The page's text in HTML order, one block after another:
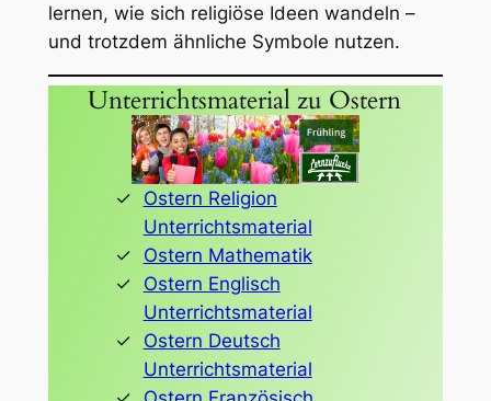
lernen, wie sich religiöse Ideen wandeln –
und trotzdem ähnliche Symbole nutzen.
Unterrichtsmaterial zu Ostern
Ostern Religion
Unterrichtsmaterial
Ostern Mathematik
Ostern Englisch
Unterrichtsmaterial
Ostern Deutsch
Unterrichtsmaterial